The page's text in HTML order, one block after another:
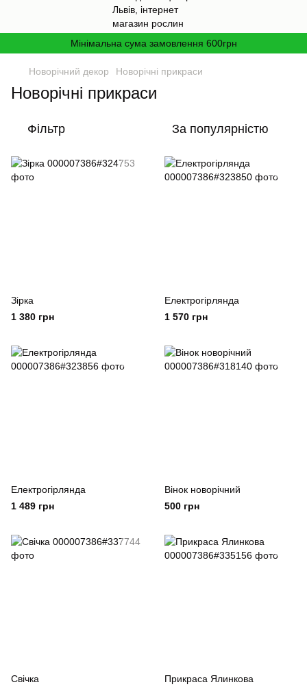
Мінімальна сума замовлення 600грн
Новорічний декор Новорічні прикраси
Новорічні прикраси
Фільтр За популярністю
Зірка
1 380 грн
Електрогірлянда
1 570 грн
Електрогірлянда
1 489 грн
Вінок новорічний
500 грн
Свічка
Прикраса Ялинкова